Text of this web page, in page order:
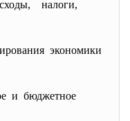
налоги,
экономики
и бюджетное